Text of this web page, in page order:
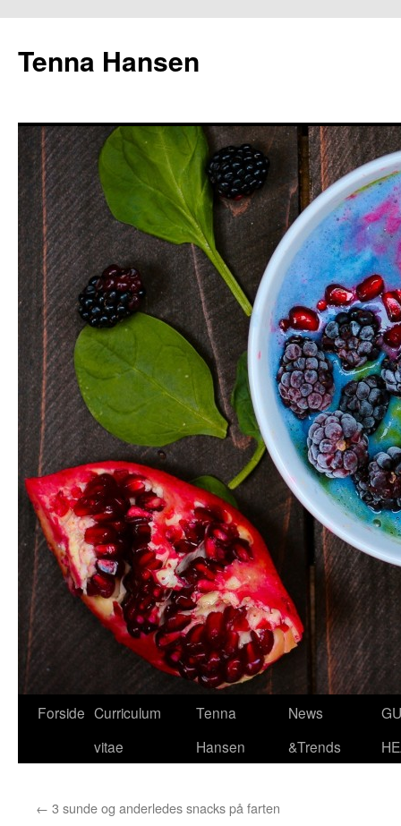
Tenna Hansen
Hop
Forside Curriculum
vitae
Tenna
Hansen
News
&Trends
← 3 sunde og anderledes snacks på farten